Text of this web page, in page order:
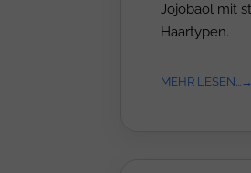
Jojobaöl mit
Haartypen.
MEHR LESEN...